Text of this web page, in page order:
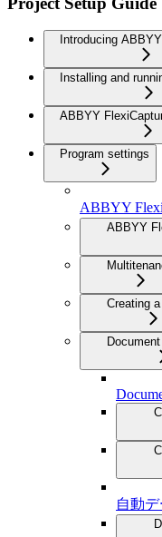
Introducing
Installing and
ABBYY
Program settings
ABBYY
ABBYY
Creating
自動